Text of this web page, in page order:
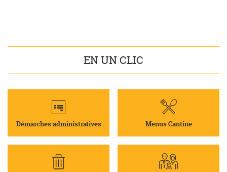
EN UN CLIC
Démarches administratives Menus Cantine